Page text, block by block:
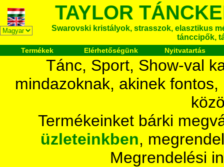
TAYLOR
Swarovski kristályok, strasszok, elasztikus
tánccipők,
Termékek Elérhetőségünk Nyitvatartás
Tánc, Sport, Show-val
mindazoknak, akinek
Termékeinket bárki
üzleteinkben,
Megrendelési